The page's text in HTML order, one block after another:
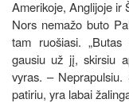
Amerikoje, Anglijoje ir
Nors nemažo buto
tam ruošiasi.
gausiu už jį, skirsiu
vyras. –
patiriu, yra labai